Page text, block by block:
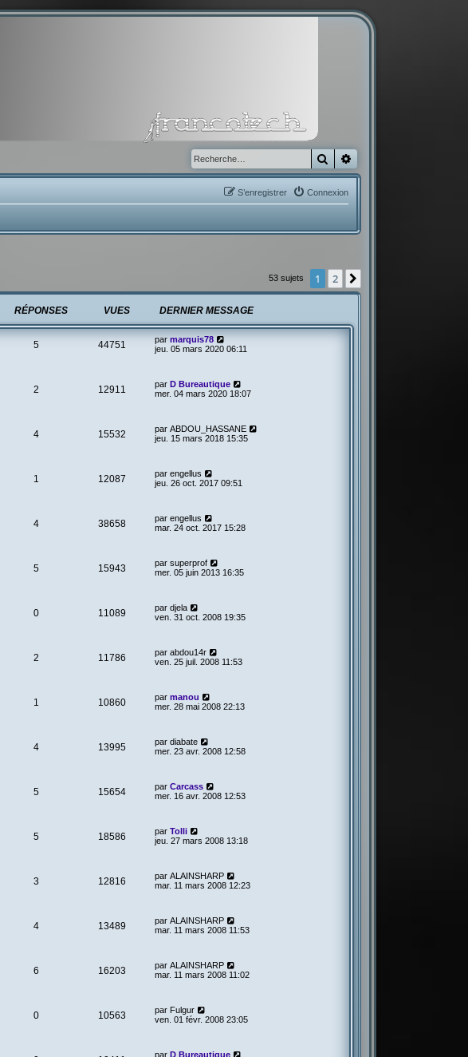
Rechercher
Connexion
S’enregistrer
53 sujets 1 2
RÉPONSES VUES DERNIER MESSAGE
5 44751 par marquis78
jeu. 05 mars 2020 06:11
2 12911 par D Bureautique
mer. 04 mars 2020 18:07
4 15532 par ABDOU_HASSANE
jeu. 15 mars 2018 15:35
1 12087 par engellus
jeu. 26 oct. 2017 09:51
4 38658 par engellus
mar. 24 oct. 2017 15:28
5 15943 par superprof
mer. 05 juin 2013 16:35
0 11089 par djela
ven. 31 oct. 2008 19:35
2 11786 par abdou14r
ven. 25 juil. 2008 11:53
1 10860 par manou
mer. 28 mai 2008 22:13
4 13995 par diabate
mer. 23 avr. 2008 12:58
5 15654 par Carcass
mer. 16 avr. 2008 12:53
5 18586 par Tolli
jeu. 27 mars 2008 13:18
3 12816 par ALAINSHARP
mar. 11 mars 2008 12:23
4 13489 par ALAINSHARP
mar. 11 mars 2008 11:53
6 16203 par ALAINSHARP
mar. 11 mars 2008 11:02
0 10563 par Fulgur
ven. 01 févr. 2008 23:05
par D Bureautique